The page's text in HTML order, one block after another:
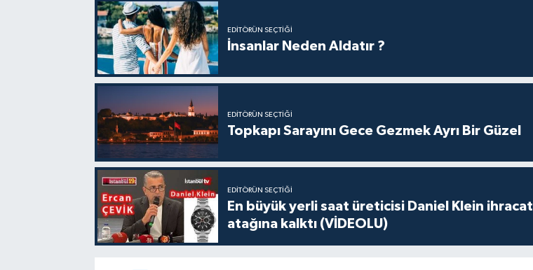
EDITÖRÜN SEÇTIĞI
İnsanlar Neden Aldatır ?
EDITÖRÜN SEÇTIĞI
Topkapı Sarayını Gece Gezmek Ayrı Bir Güzel
EDITÖRÜN SEÇTIĞI
En büyük yerli saat üreticisi Daniel Klein ihracat
atağına kalktı (VİDEOLU)